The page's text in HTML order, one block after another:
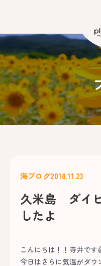
海ブログ2018.11.23
久米島 ダイ
したよ
こんにちは！！寺井です
今日はさらに気温がダウ